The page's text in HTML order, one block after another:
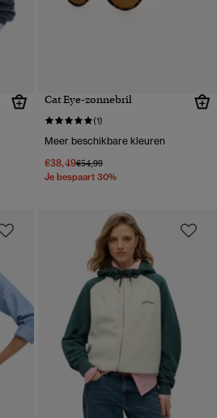
Cat Eye-zonnebril
(1)
Meer beschikbare kleuren
€38,49Prijs verlaagd van
€54,99naar
Je bespaart 30%